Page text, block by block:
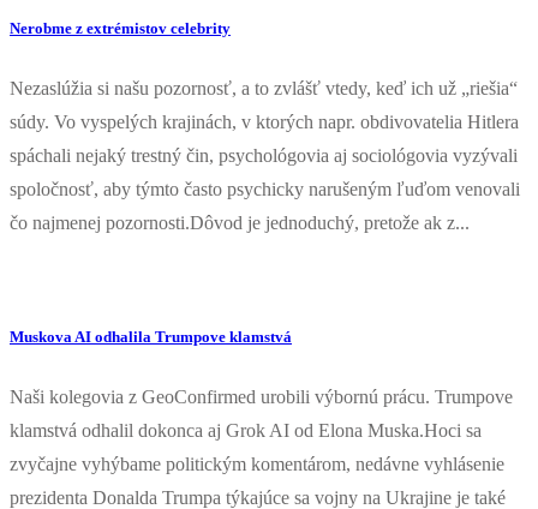
Nerobme z extrémistov celebrity
Nezaslúžia si našu pozornosť, a to zvlášť vtedy, keď ich už „riešia“
súdy. Vo vyspelých krajinách, v ktorých napr. obdivovatelia Hitlera
spáchali nejaký trestný čin, psychológovia aj sociológovia vyzývali
spoločnosť, aby týmto často psychicky narušeným ľuďom venovali
čo najmenej pozornosti.Dôvod je jednoduchý, pretože ak z...
Muskova AI odhalila Trumpove klamstvá
Naši kolegovia z GeoConfirmed urobili výbornú prácu. Trumpove
klamstvá odhalil dokonca aj Grok AI od Elona Muska.Hoci sa
zvyčajne vyhýbame politickým komentárom, nedávne vyhlásenie
prezidenta Donalda Trumpa týkajúce sa vojny na Ukrajine je také